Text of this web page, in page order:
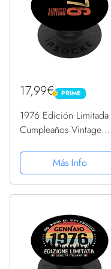
17,99€ PRIME
PRIME
1976 Edición Limitada
Cumpleaños Vintage
PopSockets PopGrip
Intercambiable
Más Info